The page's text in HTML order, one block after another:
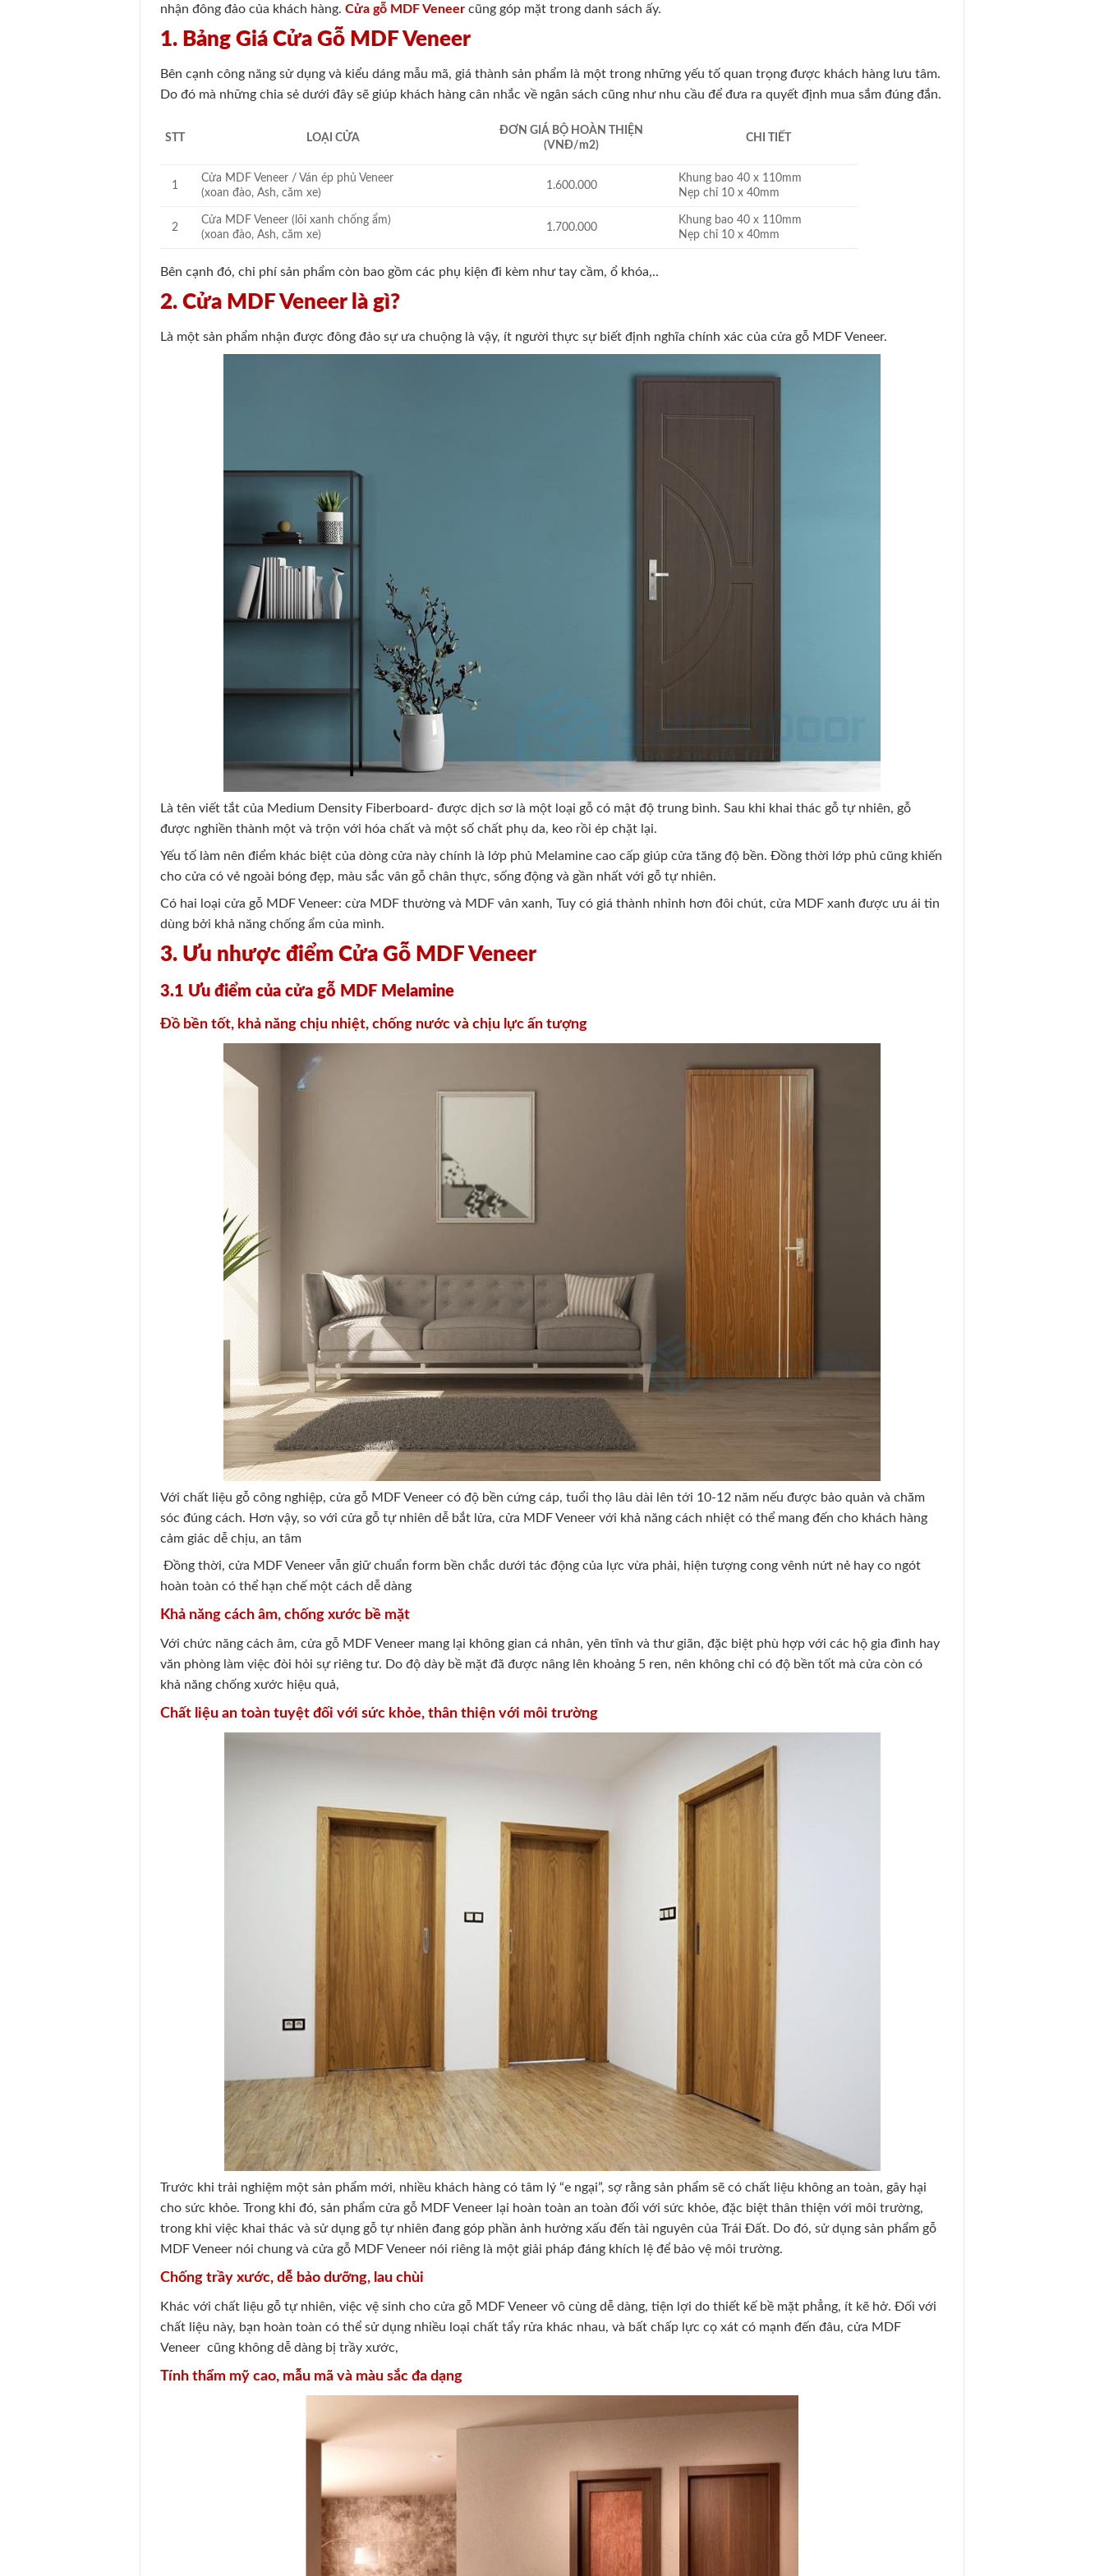
nhận đông đảo của khách hàng.Cửa gỗ MDF Veneer cũng góp mặt trong danh sách ấy.
1. Bảng Giá Cửa Gỗ MDF Veneer
Bên cạnh công năng sử dụng và kiểu dáng mẫu mã, giá thành sản phẩm là một trong những yếu tố quan trọng được khách hàng lưu tâm.
Do đó mà những chia sẻ dưới đây sẽ giúp khách hàng cân nhắc về ngân sách cũng như nhu cầu để đưa ra quyết định mua sắm đúng đắn.
STT LOẠI CỬA
ĐƠN GIÁ BỘ HOÀN THIỆN
(VNĐ/m2)
CHI TIẾT
1
Cửa MDF Veneer / Ván ép phủ Veneer
(xoan đào, Ash, căm xe)
1.600.000
Khung bao 40 x 110mm
Nẹp chỉ 10 x 40mm
2
Cửa MDF Veneer (lõi xanh chống ẩm)
(xoan đào, Ash, căm xe)
1.700.000
Khung bao 40 x 110mm
Nẹp chỉ 10 x 40mm
Bên cạnh đó, chi phí sản phẩm còn bao gồm các phụ kiện đi kèm như tay cầm, ổ khóa,..
2. Cửa MDF Veneer là gì?
Là một sản phẩm nhận được đông đảo sự ưa chuộng là vậy, ít người thực sự biết định nghĩa chính xác của cửa gỗ MDF Veneer.
Là tên viết tắt của Medium Density Fiberboard- được dịch sơ là một loại gỗ có mật độ trung bình. Sau khi khai thác gỗ tự nhiên, gỗ
được nghiền thành một và trộn với hóa chất và một số chất phụ da, keo rồi ép chặt lại.
Yếu tố làm nên điểm khác biệt của dòng cửa này chính là lớp phủ Melamine cao cấp giúp cửa tăng độ bền. Đồng thời lớp phủ cũng khiến
cho cửa có vẻ ngoài bóng đẹp, màu sắc vân gỗ chân thực, sống động và gần nhất với gỗ tự nhiên.
Có hai loại cửa gỗ MDF Veneer: cừa MDF thường và MDF vân xanh, Tuy có giá thành nhỉnh hơn đôi chút, cửa MDF xanh được ưu ái tin
dùng bởi khả năng chống ẩm của mình.
3. Ưu nhược điểm Cửa Gỗ MDF Veneer
3.1 Ưu điểm của cửa gỗ MDF Melamine
Đồ bền tốt, khả năng chịu nhiệt, chống nước và chịu lực ấn tượng
Với chất liệu gỗ công nghiệp, cửa gỗ MDF Veneer có độ bền cứng cáp, tuổi thọ lâu dài lên tới 10-12 năm nếu được bảo quản và chăm
sóc đúng cách. Hơn vậy, so với cửa gỗ tự nhiên dễ bắt lửa, cửa MDF Veneer với khả năng cách nhiệt có thể mang đến cho khách hàng
cảm giác dễ chịu, an tâm
Đồng thời, cửa MDF Veneer vẫn giữ chuẩn form bền chắc dưới tác động của lực vừa phải, hiện tượng cong vênh nứt nẻ hay co ngót
hoàn toàn có thể hạn chế một cách dễ dàng
Khả năng cách âm, chống xước bề mặt
Với chức năng cách âm, cửa gỗ MDF Veneer mang lại không gian cá nhân, yên tĩnh và thư giãn, đặc biệt phù hợp với các hộ gia đình hay
văn phòng làm việc đòi hỏi sự riêng tư. Do độ dày bề mặt đã được nâng lên khoảng 5 ren, nên không chỉ có độ bền tốt mà cửa còn có
khả năng chống xước hiệu quả,
Chất liệu an toàn tuyệt đối với sức khỏe, thân thiện với môi trường
Trước khi trải nghiệm một sản phẩm mới, nhiều khách hàng có tâm lý “e ngại”, sợ rằng sản phẩm sẽ có chất liệu không an toàn, gây hại
cho sức khỏe. Trong khi đó, sản phẩm cửa gỗ MDF Veneer lại hoàn toàn an toàn đối với sức khỏe, đặc biệt thân thiện với môi trường,
trong khi việc khai thác và sử dụng gỗ tự nhiên đang góp phần ảnh hưởng xấu đến tài nguyên của Trái Đất. Do đó, sử dụng sản phẩm gỗ
MDF Veneer nói chung và cửa gỗ MDF Veneer nói riêng là một giải pháp đáng khích lệ để bảo vệ môi trường.
Chống trầy xước, dễ bảo dưỡng, lau chùi
Khác với chất liệu gỗ tự nhiên, việc vệ sinh cho cửa gỗ MDF Veneer vô cùng dễ dàng, tiện lợi do thiết kế bề mặt phẳng, ít kẽ hở. Đối với
chất liệu này, bạn hoàn toàn có thể sử dụng nhiều loại chất tẩy rửa khác nhau, và bất chấp lực cọ xát có mạnh đến đâu, cửa MDF
Veneer cũng không dễ dàng bị trầy xước,
Tính thẩm mỹ cao, mẫu mã và màu sắc đa dạng